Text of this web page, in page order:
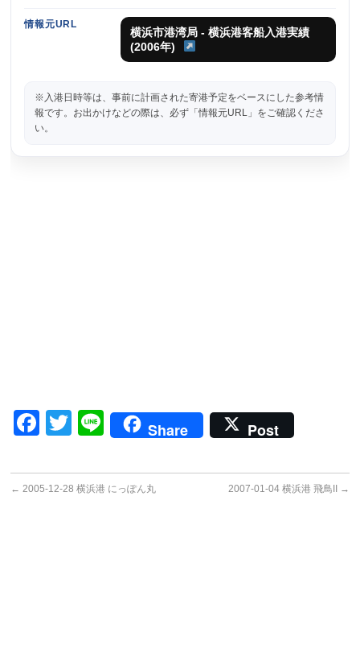
情報元URL
横浜市港湾局 - 横浜港客船入港実績
(2006年)
※入港日時等は、事前に計画された寄港予定をベースにした参考情
報です。お出かけなどの際は、必ず「情報元URL」をご確認くださ
い。
Facebook
Twitter
LineShare Post
← 2005-12-28 横浜港 にっぽん丸 2007-01-04 横浜港 飛鳥II →